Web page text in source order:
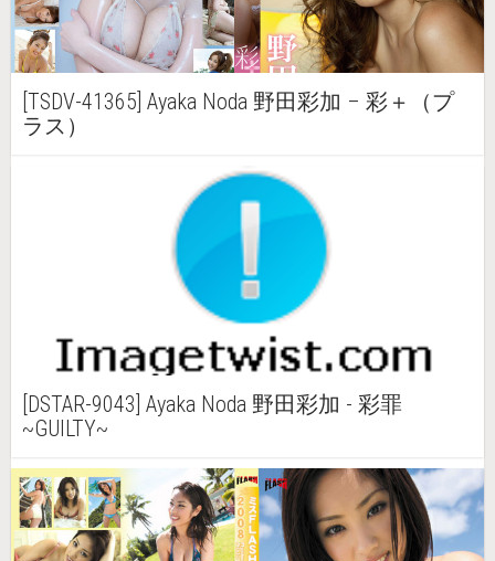
[TSDV-41365] Ayaka Noda 野田彩加 – 彩＋（プ
ラス）
[DSTAR-9043] Ayaka Noda 野田彩加 - 彩罪
~GUILTY~